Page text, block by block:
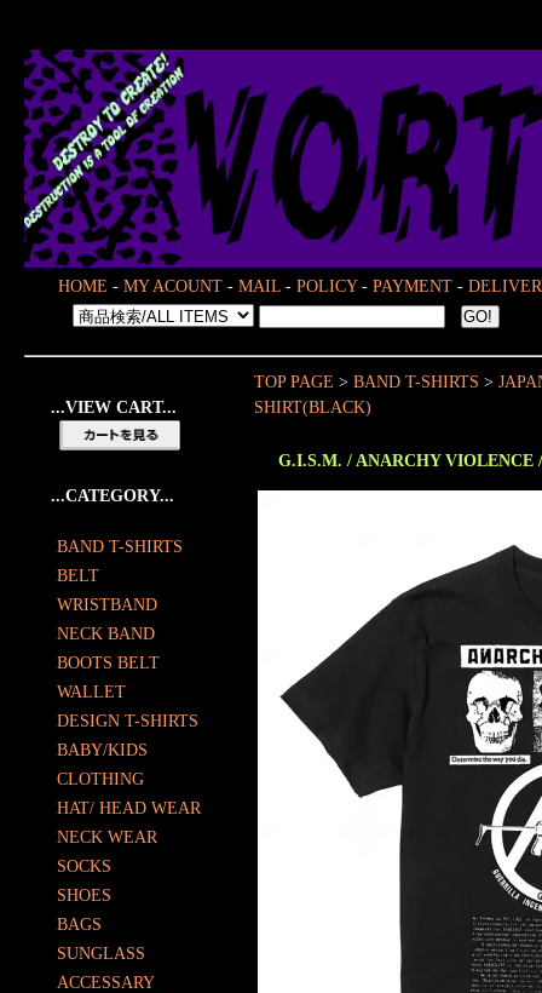
HOME - MY ACOUNT - MAIL - POLICY- PAYMENT -
...VIEW CART...
...CATEGORY...
BAND T-SHIRTS
BELT
WRISTBAND
NECK BAND
BOOTS BELT
WALLET
DESIGN T-SHIRTS
BABY/KIDS
CLOTHING
HAT/ HEAD WEAR
NECK WEAR
SOCKS
SHOES
BAGS
SUNGLASS
ACCESSARY
TOP PAGE > BAND T-SHIRTS >
SHIRT(BLACK)
G.I.S.M. / ANARCHY VIOLENCE